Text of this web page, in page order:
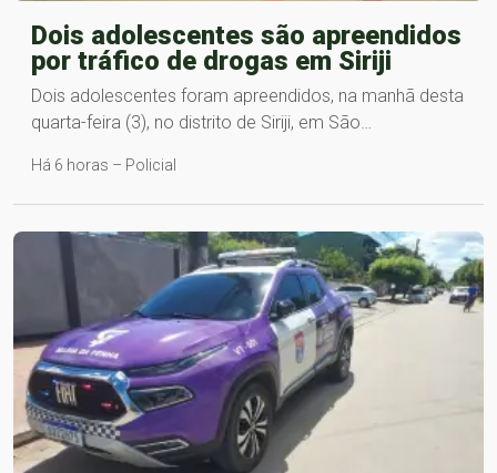
Dois adolescentes são apreendidos
por tráfico de drogas em Siriji
Dois adolescentes foram apreendidos, na manhã desta
quarta-feira (3), no distrito de Siriji, em São…
Há 6 horas – Policial